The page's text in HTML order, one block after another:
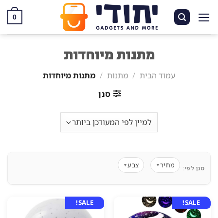
0
מתנות מיוחדות
עמוד הבית / מתנות / מתנות מיוחדות
סנן
סנן לפי: מחיר▼ צבע▼
SALE!
SALE!